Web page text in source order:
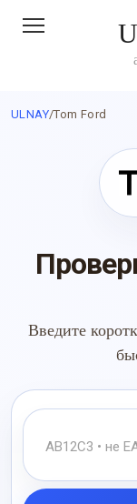
ULNAY/Tom Ford
Введите